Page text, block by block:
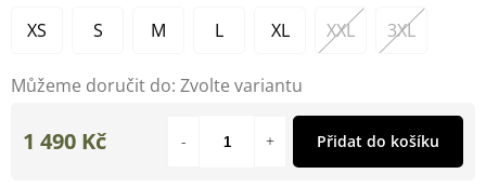
XS S M L XL XXL 3XL
Můžeme doručit do: Zvolte variantu
1 490 Kč Přidat do košíku